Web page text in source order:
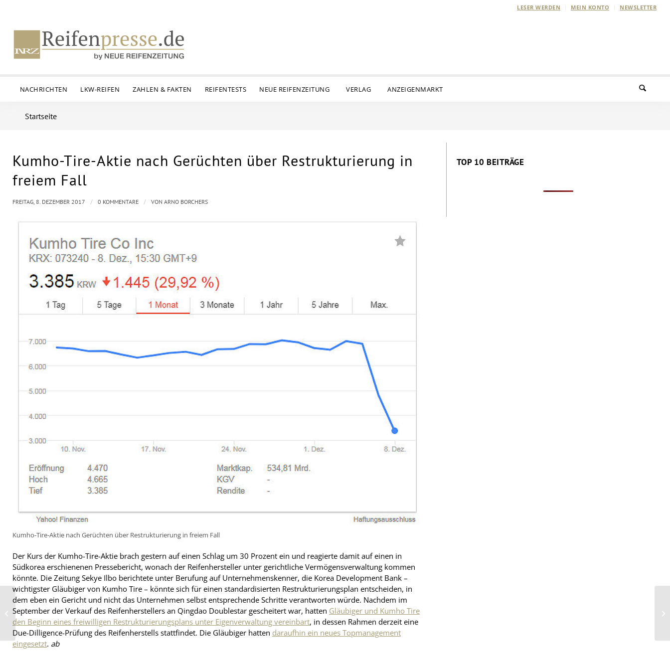
LESER WERDEN MEIN KONTO NEWSLETTER
NACHRICHTEN LKW-REIFEN ZAHLEN & FAKTEN REIFENTESTS NEUE REIFENZEITUNG VERLAG ANZEIGENMARKT
Startseite
Kumho-Tire-Aktie nach Gerüchten über Restrukturierung in
freiem Fall
Kumho-Tire-Aktie nach Gerüchten über Restrukturierung in freiem Fall
Der Kurs der Kumho-Tire-Aktie brach gestern auf einen Schlag um 30 Prozent ein und reagierte damit auf einen in
Südkorea erschienenen Pressebericht, wonach der Reifenhersteller unter gerichtliche Vermögensverwaltung kommen
könnte. Die Zeitung Sekye Ilbo berichtete unter Berufung auf Unternehmenskenner, die Korea Development Bank –
wichtigster Gläubiger von Kumho Tire – könnte sich für einen standardisierten Restrukturierungsplan entscheiden, in
dem eben ein Gericht und nicht das Unternehmen selbst entsprechende Schritte verantworten würde. Nachdem im
September der Verkauf des Reifenherstellers an Qingdao Doublestar gescheitert war, hatten Gläubiger und Kumho Tire
den Beginn eines freiwilligen Restrukturierungsplans unter Eigenverwaltung vereinbart, in dessen Rahmen derzeit eine
Due-Dilligence-Prüfung des Reifenherstells stattfindet. Die Gläubiger hatten daraufhin ein neues Topmanagement
eingesetzt. ab
FREITAG, 8. DEZEMBER 2017 / 0 KOMMENTARE / VON ARNO BORCHERS
TOP 10 BEITRÄGE
ZF-VV Sommer verliert
„Machtkampf“ gegen
Eigentümer